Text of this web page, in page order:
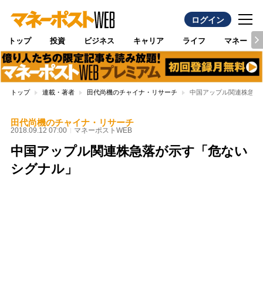
ログイン
トップ 投資 ビジネス キャリア ライフ マネー
トップ 連載・著者 田代尚機のチャイナ・リサーチ 中国アップル関連株急
田代尚機のチャイナ・リサーチ
2018.09.12 07:00 マネーポストWEB
中国アップル関連株急落が示す「危ない
シグナル」